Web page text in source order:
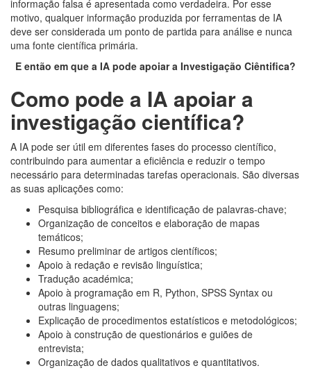
informação falsa é apresentada como verdadeira. Por esse
motivo, qualquer informação produzida por ferramentas de IA
deve ser considerada um ponto de partida para análise e nunca
uma fonte científica primária.
E então em que a IA pode apoiar a Investigação Ciêntifica?
Como pode a IA apoiar a
investigação científica?
A IA pode ser útil em diferentes fases do processo científico,
contribuindo para aumentar a eficiência e reduzir o tempo
necessário para determinadas tarefas operacionais. São diversas
as suas aplicações como:
Pesquisa bibliográfica e identificação de palavras-chave;
Organização de conceitos e elaboração de mapas
temáticos;
Resumo preliminar de artigos científicos;
Apoio à redação e revisão linguística;
Tradução académica;
Apoio à programação em R, Python, SPSS Syntax ou
outras linguagens;
Explicação de procedimentos estatísticos e metodológicos;
Apoio à construção de questionários e guiões de
entrevista;
Organização de dados qualitativos e quantitativos.